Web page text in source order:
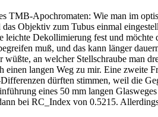
TMB-Apochromaten: Wie man im
Objektiv zum Tubus einmal
leichte Dekollimierung fest und
muß, und das kann länger
an welcher Stellschraube man
einen langen Weg zu mir. Eine zweite
dürften stimmen, weil die
eines 50 mm langen
bei RC_Index von 0.5215.